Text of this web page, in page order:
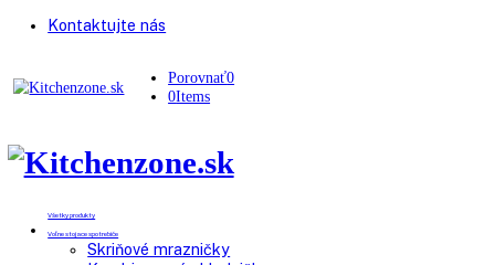
Kontaktujte nás
Porovnať
0Items
Všetky produkty
Voľne stojace spotrebiče